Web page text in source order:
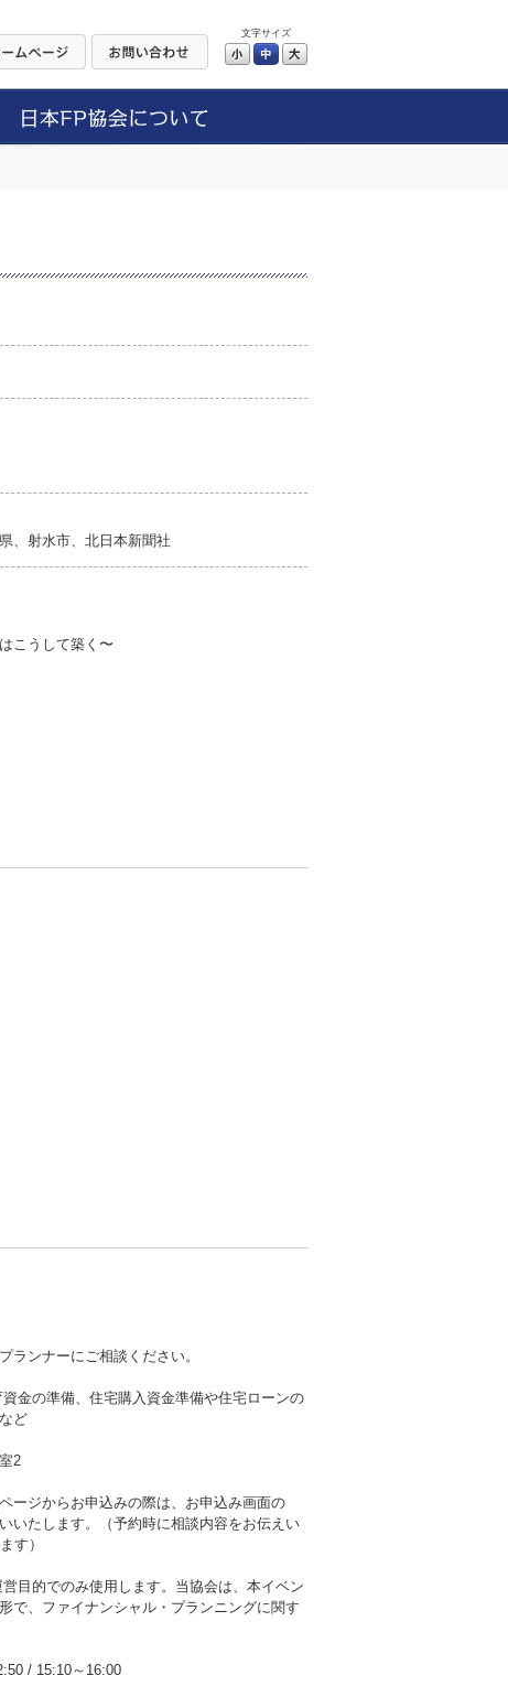
文字サイズ
小 中
、射水市、北日本新聞社
こうして築く〜
ランナーにご相談ください。
の準備、住宅購入資金準備や住宅ローンの
ど
2
ージからお申込みの際は、お申込み画面の
いたします。（予約時に相談内容をお伝えい
す）
目的でのみ使用します。当協会は、本イベン
で、ファイナンシャル・プランニングに関す
/ 15:10～16:00